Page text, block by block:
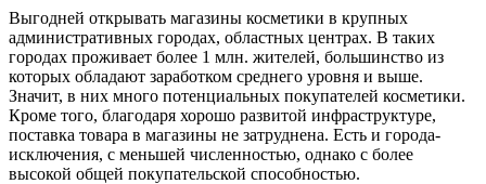
Выгодней открывать магазины косметики в крупных
административных городах, областных центрах. В таких
городах проживает более 1 млн. жителей, большинство из
которых обладают заработком среднего уровня и выше.
Значит, в них много потенциальных покупателей косметики.
Кроме того, благодаря хорошо развитой инфраструктуре,
поставка товара в магазины не затруднена. Есть и города-
исключения, с меньшей численностью, однако с более
высокой общей покупательской способностью.